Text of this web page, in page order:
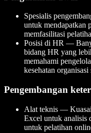
Spesialis
untuk mendapatkan
memfasilitasi
Posisi di HR —
bidang HR yang
memahami
kesehatan
Pengembangan
Alat teknis —
Excel untuk analisis
untuk pelatihan